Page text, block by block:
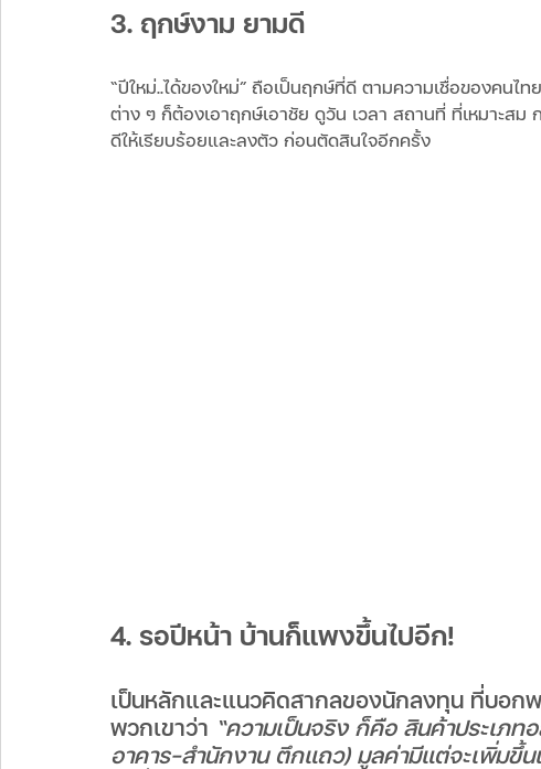
3. ฤกษ์งาม ยามดี
“ปีใหม่..ได้ของใหม่” ถือเป็นฤกษ์ที่ดี ตามความเชื่อของคนไ
ต่าง ๆ ก็ต้องเอาฤกษ์เอาชัย ดูวัน เวลา สถานที่ ที่เหมาะส
ดีให้เรียบร้อยและลงตัว ก่อนตัดสินใจอีกครั้ง
4. รอปีหน้า บ้านก็แพงขึ้นไปอีก!
เป็นหลักและแนวคิดสากลของนักลงทุน ที่บอก
พวกเขาว่า “ความเป็นจริง ก็คือ สินค้าประเภ
อาคาร-สำนักงาน ตึกแถว) มูลค่ามีแต่จะเพิ่มขึ้น